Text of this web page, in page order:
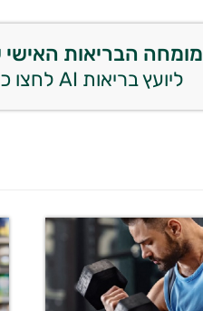
מומחה הבריאות
ליועץ בריאות AI לחצו כאן